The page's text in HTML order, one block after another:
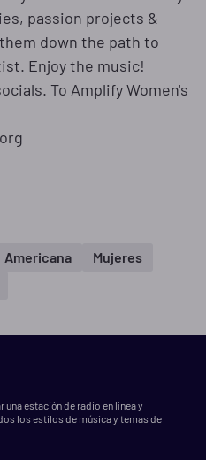
passion projects &
down the path to
Enjoy the music!
To Amplify Women's
Americana
Mujeres
una estación de radio en línea y
los estilos de música y temas de